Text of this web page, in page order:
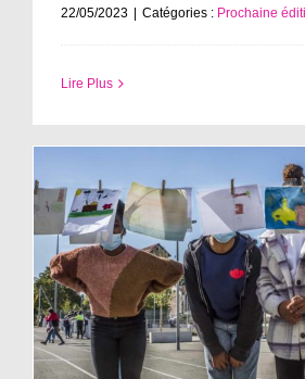
22/05/2023 | Catégories : Prochaine
Lire Plus